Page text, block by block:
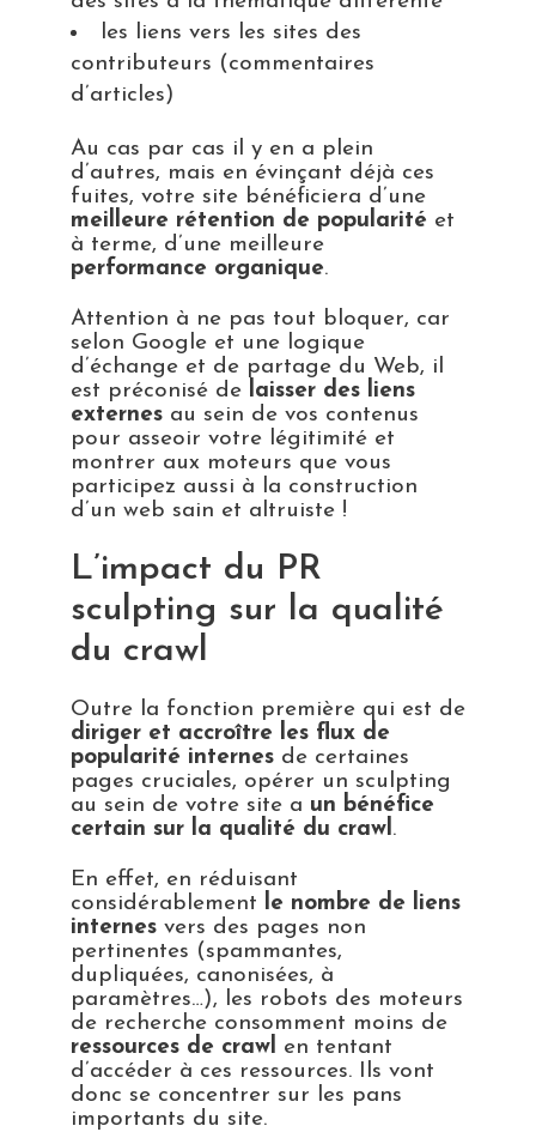
les liens vers les sites des
contributeurs (commentaires
d’articles)
Au cas par cas il y en a plein
d’autres, mais en évinçant déjà ces
fuites, votre site bénéficiera d’une
meilleure rétention de popularité et
à terme, d’une meilleure
performance organique.
Attention à ne pas tout bloquer, car
selon Google et une logique
d’échange et de partage du Web, il
est préconisé de
laisser des liens
externes au sein de vos contenus
pour asseoir votre légitimité et
montrer aux moteurs que vous
participez aussi à la construction
d’un web sain et altruiste !
L’impact du PR
sculpting sur la qualité
du crawl
Outre la fonction première qui est de
diriger et accroître les flux de
popularité internes de certaines
pages cruciales, opérer un sculpting
au sein de votre site a un bénéfice
certain sur la qualité du crawl .
En effet, en réduisant
considérablement
le nombre de liens
internes vers des pages non
pertinentes (spammantes,
dupliquées, canonisées, à
paramètres…), les robots des moteurs
de recherche consomment moins de
ressources de crawl
en tentant
d’accéder à ces ressources. Ils vont
donc se concentrer sur les pans
importants du site.